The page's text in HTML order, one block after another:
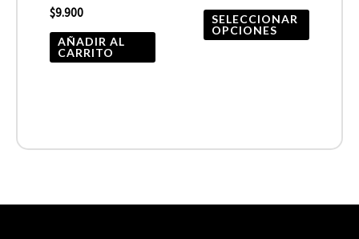
$9.900
AÑADIR AL
CARRITO
SELECCIONAR
OPCIONES
en
la